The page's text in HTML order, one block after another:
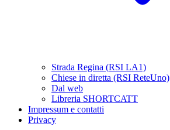
Strada Regina (RSI LA1)
Chiese in diretta (RSI ReteUno)
Dal web
Libreria SHORTCATT
Impressum e contatti
Privacy